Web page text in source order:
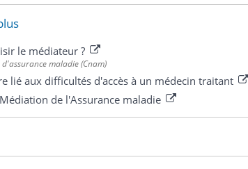
le médiateur ?
maladie (Cnam)
lié aux difficultés d'accès à un médecin traitant
de l'Assurance maladie